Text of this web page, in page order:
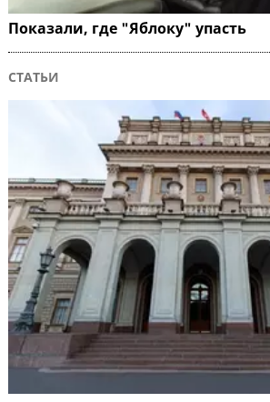
Показали, где "Яблоку" упасть
СТАТЬИ